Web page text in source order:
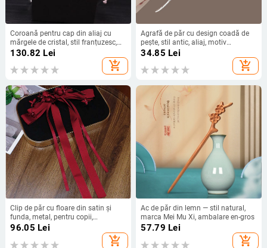
Coroană pentru cap din aliaj cu
mărgele de cristal, stil franțuzesc,
design feminin, placare electroplată
130.82 Lei
add_shopping_cart
Agrafă de păr cu design coadă de
pește, stil antic, aliaj, motiv
animal/zodiac, finisaj vopsit
34.85 Lei
add_shopping_cart
Clip de păr cu floare din satin și
funda, metal, pentru copii,
Primăvara 2021, de Romantic
96.05 Lei
add_shopping_cart
Ac de păr din lemn — stil natural,
marca Mei Mu Xi, ambalare en-gros
57.79 Lei
add_shopping_cart